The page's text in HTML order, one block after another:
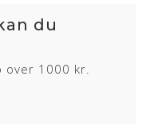
SMS fra vores chauffør.
du
over 1000 kr.